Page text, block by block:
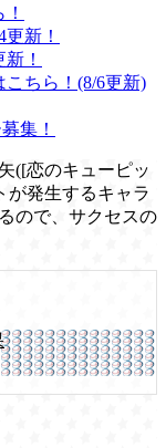
新！
！
ちら！(8/6更新)
集！
([恋のキューピッ
が発生するキャラ
ので、サクセスの